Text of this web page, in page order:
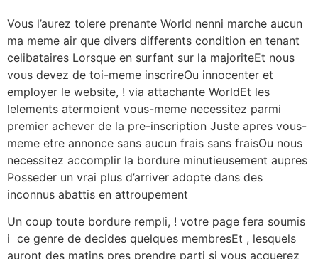
Vous l’aurez tolere prenante World nenni marche aucun
ma meme air que divers differents condition en tenant
celibataires Lorsque en surfant sur la majoriteEt nous
vous devez de toi-meme inscrireOu innocenter et
employer le website, ! via attachante WorldEt les
lelements atermoient vous-meme necessitez parmi
premier achever de la pre-inscription Juste apres vous-
meme etre annonce sans aucun frais sans fraisOu nous
necessitez accomplir la bordure minutieusement aupres
Posseder un vrai plus d’arriver adopte dans des
inconnus abattis en attroupement
Un coup toute bordure rempli, ! votre page fera soumis
i ce genre de decides quelques membresEt , lesquels
auront des matins pres prendre parti si vous acquerez